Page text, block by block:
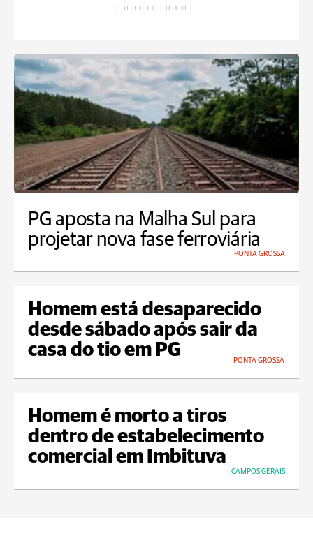
PUBLICIDADE
PG aposta na Malha Sul para
projetar nova fase ferroviária
PONTA GROSSA
Homem está desaparecido
desde sábado após sair da
casa do tio em PG
PONTA GROSSA
Homem é morto a tiros
dentro de estabelecimento
comercial em Imbituva
CAMPOS GERAIS